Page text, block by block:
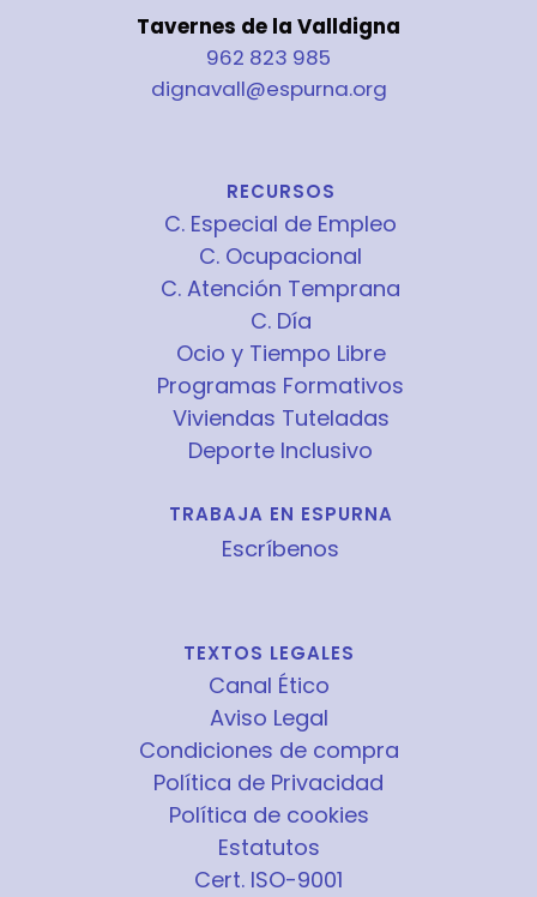
Tavernes de la Valldigna
962 823 985
dignavall@espurna.org
RECURSOS
C. Especial de Empleo
C. Ocupacional
C. Atención Temprana
C. Día
Ocio y Tiempo Libre
Programas Formativos
Viviendas Tuteladas
Deporte Inclusivo
TRABAJA EN ESPURNA
Escríbenos
TEXTOS LEGALES
Canal Ético
Aviso Legal
Condiciones de compra
Política de Privacidad
Política de cookies
Estatutos
Cert. ISO-9001